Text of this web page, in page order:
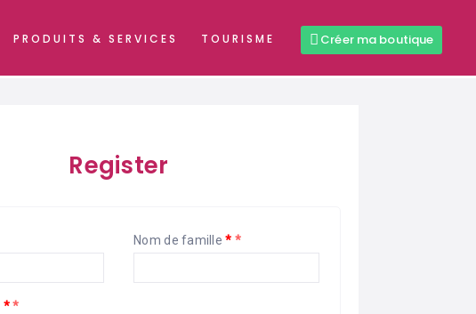
PRODUITS & SERVICES TOURISME Créer ma boutique
Register
Nom de famille*
*